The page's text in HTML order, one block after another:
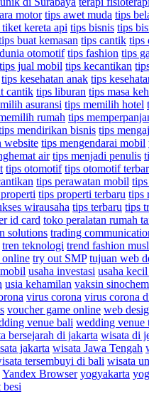
motor tips awet muda tips
kereta api tips bisnis tips
buat kemasan tips cantik tips
otomotif tips fashion tips
tips jual mobil tips kecantikan
tips kesehatan anak tips
cantik tips liburan tips masa
asuransi tips memilih hotel
rumah tips
mendirikan bisnis tips
website tips mengendarai mobil
air tips menjadi penulis
tips otomotif tips otomotif
tips perawatan mobil
tips properti terbaru tips
wirausaha tips terbaru tips
id card toko peralatan rumah
solutions trading
tren teknologi trend fashion
try out SMP tujuan web
usaha investasi usaha
usia kehamilan vaksin sinochem
virus corona virus corona
voucher game online web
venue bali wedding venue
bersejarah di jakarta wisata di
jakarta wisata Jawa Tengah
tersembuyi di bali wisata
Yandex Browser yogyakarta
besi